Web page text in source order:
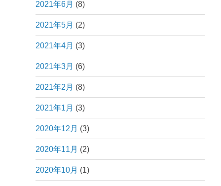
2021年6月 (8)
2021年5月 (2)
2021年4月 (3)
2021年3月 (6)
2021年2月 (8)
2021年1月 (3)
2020年12月 (3)
2020年11月 (2)
2020年10月 (1)